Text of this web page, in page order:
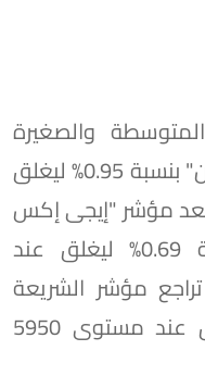
والصغيرة
"إيجي إكس 70 متساوي الأوزان" بنسبة 0.95% ليغلق
نقطة، وصعد مؤشر "إيجى إكس
100 متساوى الأوزان" بنسبة 0.69% ليغلق عند
فيما تراجع مؤشر الشريعة
الإسلامية بنسبة 0.17% ليغلق عند مستوى 5950